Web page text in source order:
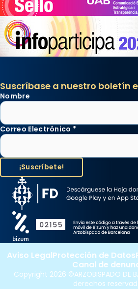
Suscríbase a nuestro boletín
Nombre
Correo Electrónico *
Copyright 2026 ©ARZOBISPADO DE
derechos
Aviso LegalProtección de Datos
Canal de